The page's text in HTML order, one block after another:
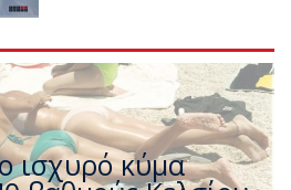
την ώρα